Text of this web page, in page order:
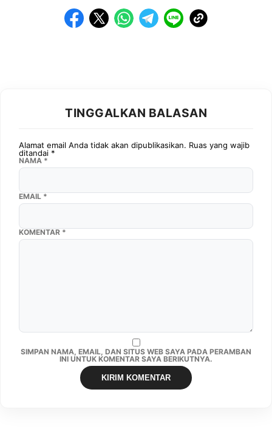
TINGGALKAN BALASAN
Alamat email Anda tidak akan dipublikasikan. Ruas yang wajib
ditandai *
KOMENTAR *
NAMA *
EMAIL *
SIMPAN NAMA, EMAIL, DAN SITUS WEB SAYA PADA PERAMBAN
INI UNTUK KOMENTAR SAYA BERIKUTNYA.